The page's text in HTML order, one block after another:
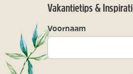
Vakantietips &
Voornaam